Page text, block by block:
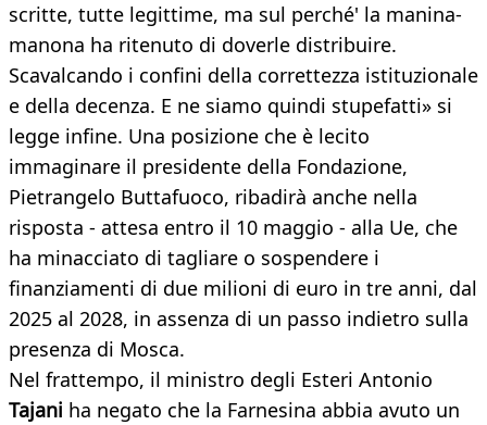
scritte, tutte legittime, ma sul perché' la manina-
manona ha ritenuto di doverle distribuire.
Scavalcando i confini della correttezza istituzionale
e della decenza. E ne siamo quindi stupefatti» si
legge infine. Una posizione che è lecito
immaginare il presidente della Fondazione,
Pietrangelo Buttafuoco, ribadirà anche nella
risposta - attesa entro il 10 maggio - alla Ue, che
ha minacciato di tagliare o sospendere i
finanziamenti di due milioni di euro in tre anni, dal
2025 al 2028, in assenza di un passo indietro sulla
presenza di Mosca.
Nel frattempo, il ministro degli Esteri Antonio
Tajani ha negato che la Farnesina abbia avuto un